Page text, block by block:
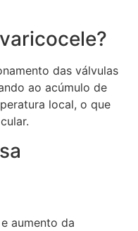
das válvulas
ao acúmulo de
local, o que
aumento da